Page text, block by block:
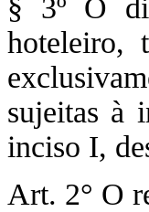
§ 3º O
hoteleiro,
sujeitas à
inciso I,
Art. 2° O